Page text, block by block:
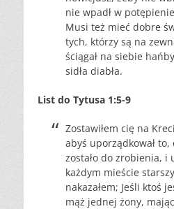
nie wpadł w
Musi też mieć dobre
tych, którzy są na
ściągał na siebie
sidła diabła.
List do Tytusa 1:5-9
Zostawiłem cię na
abyś uporządkował to,
zostało do zrobienia, i
każdym mieście
nakazałem; Jeśli ktoś
mąż jednej żony,